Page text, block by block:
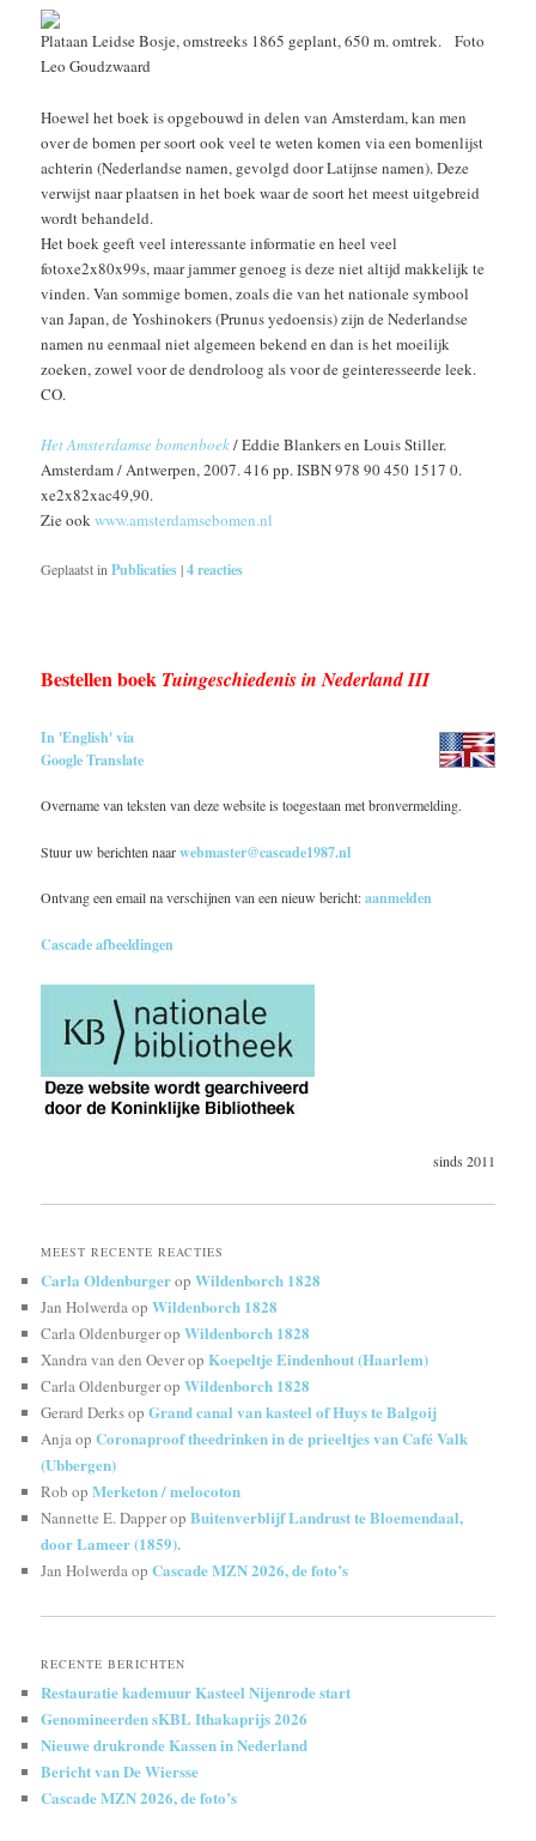
Plataan Leidse Bosje, omstreeks 1865 geplant, 650 m. omtrek. Foto
Leo Goudzwaard
Hoewel het boek is opgebouwd in delen van Amsterdam, kan men
over de bomen per soort ook veel te weten komen via een bomenlijst
achterin (Nederlandse namen, gevolgd door Latijnse namen). Deze
verwijst naar plaatsen in het boek waar de soort het meest uitgebreid
wordt behandeld.
Het boek geeft veel interessante informatie en heel veel
fotoxe2x80x99s, maar jammer genoeg is deze niet altijd makkelijk te
vinden. Van sommige bomen, zoals die van het nationale symbool
van Japan, de Yoshinokers (Prunus yedoensis) zijn de Nederlandse
namen nu eenmaal niet algemeen bekend en dan is het moeilijk
zoeken, zowel voor de dendroloog als voor de geinteresseerde leek.
CO.
Het Amsterdamse bomenboek/ Eddie Blankers en Louis Stiller.
Amsterdam / Antwerpen, 2007. 416 pp. ISBN 978 90 450 1517 0.
xe2x82xac49,90.
Zie ookwww.amsterdamsebomen.nl
Geplaatst in Publicaties|4reacties
Bestellen boek Tuingeschiedenis in Nederland III
In 'English' via
Google Translate
Overname van teksten van deze website is toegestaan met bronvermelding.
Stuur uw berichten naarwebmaster@cascade1987.nl
Ontvang een email na verschijnen van een nieuw bericht:aanmelden
Cascade afbeeldingen
sinds 2011
MEEST RECENTE REACTIES
Carla OldenburgeropWildenborch 1828
Jan HolwerdaopWildenborch 1828
Carla OldenburgeropWildenborch 1828
Xandra van den OeveropKoepeltje Eindenhout (Haarlem)
Carla OldenburgeropWildenborch 1828
Gerard DerksopGrand canal van kasteel of Huys te Balgoij
AnjaopCoronaproof theedrinken in de prieeltjes van Café Valk
(Ubbergen)
Rob opMerketon / melocoton
Nannette E. DapperopBuitenverblijf Landrust te Bloemendaal,
door Lameer (1859).
Jan HolwerdaopCascade MZN 2026, de foto’s
RECENTE BERICHTEN
Restauratie kademuur Kasteel Nijenrode start
Genomineerden sKBL Ithakaprijs 2026
Nieuwe drukronde Kassen in Nederland
Bericht van De Wiersse
Cascade MZN 2026, de foto’s